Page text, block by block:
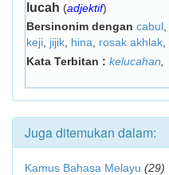
lucah (adjektif)
Bersinonim dengan cabul
keji jijik hina rosak akhlak
Kata Terbitan : kelucahan
Juga ditemukan dalam:
Kamus Bahasa Melayu (29)